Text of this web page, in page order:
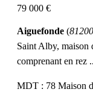
79 000 €
Aiguefonde (81200
Saint Alby, maison
comprenant en rez
MDT : 78 Maison